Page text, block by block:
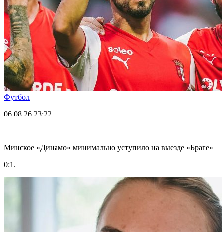
Футбол
06.08.26 23:22
Минское «Динамо» минимально уступило на выезде «Браге»
0:1.